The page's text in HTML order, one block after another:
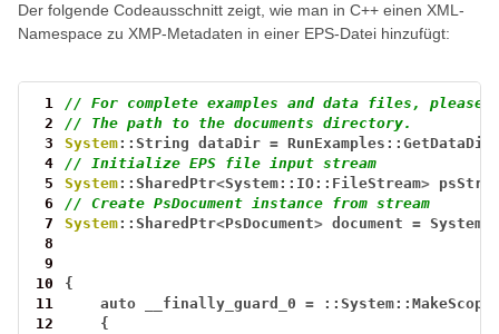
Der folgende Codeausschnitt zeigt, wie man in C++ einen XML-
Namespace zu XMP-Metadaten in einer EPS-Datei hinzufügt:
1
// For complete examples and data files, please
2
// The path to the documents directory.
3
System::String dataDir =
4
// Initialize EPS file input stream
5
System::SharedPtr<System::IO::FileStream>
6
// Create PsDocument instance from stream
7
System::SharedPtr<PsDocument> document =
8
9
10
{
11
auto __finally_guard_0 =
12
{